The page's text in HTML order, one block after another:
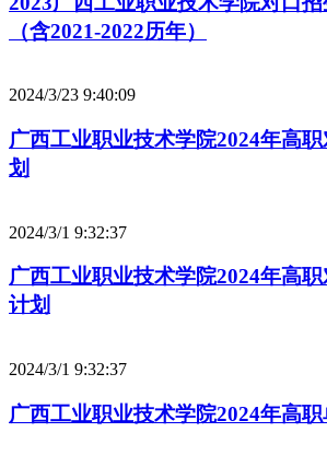
（含2021-2022历年）
2024/3/23 9:40:09
广西工业职业技术学院2024年高
划
2024/3/1 9:32:37
广西工业职业技术学院2024年高
计划
2024/3/1 9:32:37
广西工业职业技术学院2024年高职